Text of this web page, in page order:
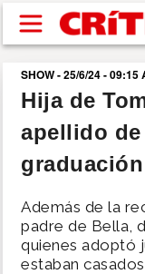
Pasar al contenido
buscar
SUCESOS
POLÍTICA
SHOW - 25/6/24 - 09:15
Hija de
apellido
graduación
Además de la
padre de Bella,
quienes adoptó
estaban